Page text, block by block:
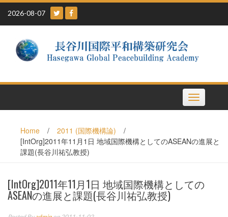
Skip
content
2026-08-07
Toggle
navigation
Home / 2011 (国際機構論)
/
[IntOrg]2011年11月1日 地域国際機構としてのASEANの進展と
課題(長谷川祐弘教授)
[IntOrg]2011年11月1日 地域国際機構としての
ASEANの進展と課題(長谷川祐弘教授)